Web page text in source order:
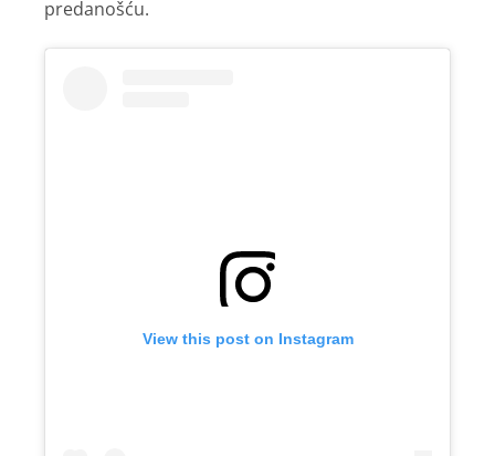
predanošću.
View this post on Instagram